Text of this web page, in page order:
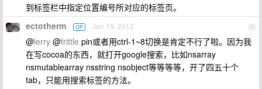
到标签栏中指定位置编号所对应的标签页。
7
ectotherm OP Jan 19, 2012
@lerry @frittle pin或者用ctrl-1~8切换是肯定不行了啦。因为我
在写cocoa的东西，就打开google搜索，比如nsarray
nsmutablearray nsstring nsobject等等等等，开了四五十个
tab，只能用搜索标签的方法。